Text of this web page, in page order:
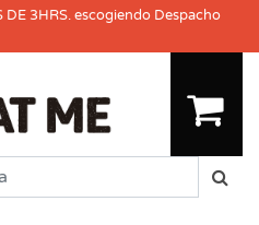
DE 3HRS. escogiendo Despacho